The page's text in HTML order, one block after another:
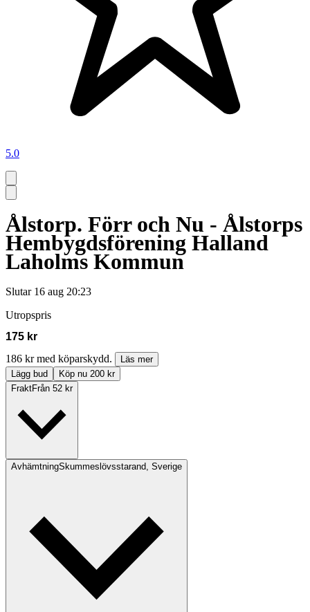
5.0
Ålstorp. Förr och Nu - Ålstorps
Hembygdsförening Halland
Laholms Kommun
Slutar 16 aug 20:23
Utropspris
175 kr
186 kr med köparskydd.
Läs mer
Lägg bud
Köp nu 200 kr
FraktFrån 52 kr
AvhämtningSkummeslövsstarand, Sverige